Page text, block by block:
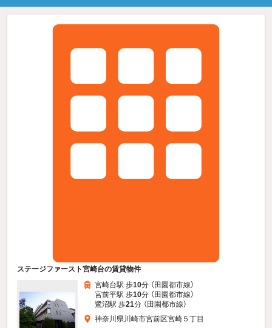
ステージファースト宮崎台の賃貸物件
宮崎台駅 歩10分 （田園都市線）
宮前平駅 歩10分 （田園都市線）
鷺沼駅 歩21分 （田園都市線）
神奈川県川崎市宮前区宮崎５丁目